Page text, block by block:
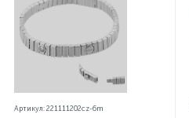
Артикул: 221111202cz-6m